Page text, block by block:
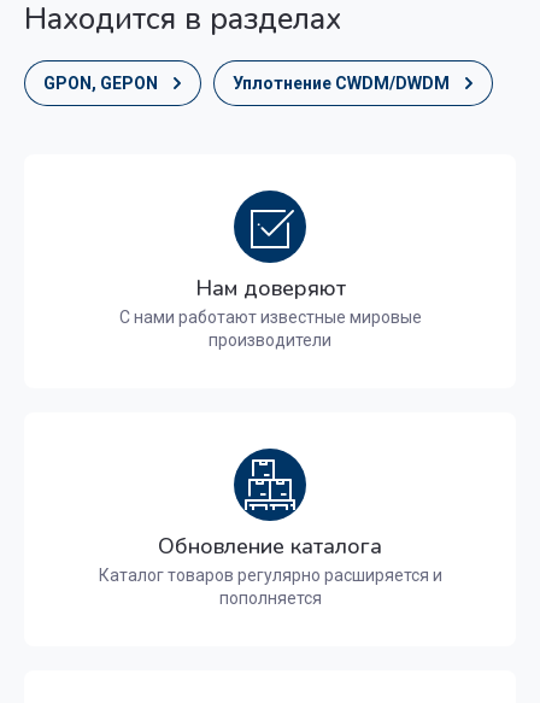
Находится в разделах
GPON, GEPON Уплотнение CWDM/DWDM
Нам доверяют
С нами работают известные мировые
производители
Обновление каталога
Каталог товаров регулярно расширяется и
пополняется